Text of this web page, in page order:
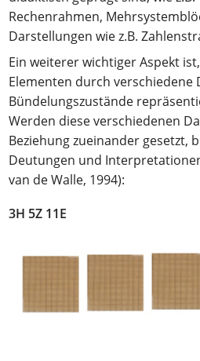
Rechenrahmen,
Darstellungen wie z.B.
Ein weiterer wichtiger Aspekt
Elementen durch verschiedene
Bündelungszustände
Werden diese verschiedenen
Beziehung zueinander gesetzt,
Deutungen und
van de Walle, 1994):
3H 5Z 11E